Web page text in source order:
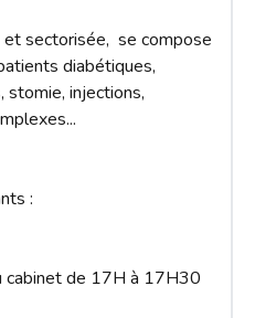
sectorisée,  se compose
diabétiques,
injections,
:
cabinet de 17H à 17H30